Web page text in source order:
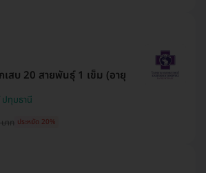
สบ 20 สายพันธุ์ 1 เข็ม (อายุ
ปทุมธานี
าท ประหยัด 20%